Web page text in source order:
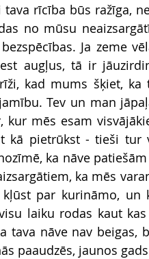
rīcība būs ražīga,
no mūsu
Ja zeme
augļus, tā ir
kad mums šķiet,
Tev un man
kur mēs esam
kā pietrūkst - tieši tur
ka nāve
ka mēs
par kurināmo,
laiku rodas kaut
tava nāve nav beigas,
paaudzēs, jaunos